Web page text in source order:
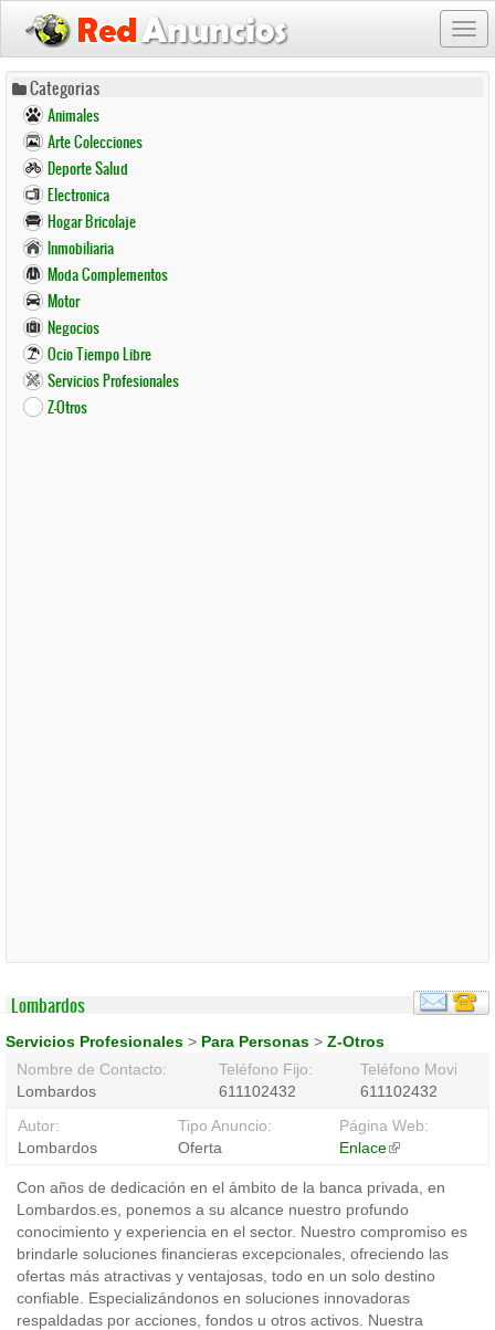
Pasar
contenido
principal
Categorias
Animales
Arte Colecciones
Deporte Salud
Electronica
Hogar Bricolaje
Inmobiliaria
Moda Complementos
Motor
Negocios
Ocio Tiempo Libre
Servicios Profesionales
Z-Otros
Lombardos
Servicios Profesionales > Para Personas > Z-Otros
Nombre de Contacto:
Lombardos
Teléfono Fijo:
611102432
Teléfono Movil:
611102432
Autor:
Lombardos
Tipo Anuncio:
Oferta
Página Web:
Enlace(link
external)
Con años de dedicación en el ámbito de la banca privada, en
Lombardos.es, ponemos a su alcance nuestro profundo
conocimiento y experiencia en el sector. Nuestro compromiso es
brindarle soluciones financieras excepcionales, ofreciendo las
ofertas más atractivas y ventajosas, todo en un solo destino
confiable. Especializándonos en soluciones innovadoras
respaldadas por acciones, fondos u otros activos. Nuestra